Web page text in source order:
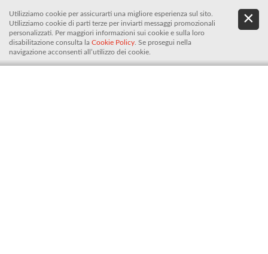
Utilizziamo cookie per assicurarti una migliore esperienza sul sito.
Utilizziamo cookie di parti terze per inviarti messaggi promozionali
personalizzati. Per maggiori informazioni sui cookie e sulla loro
disabilitazione consulta la Cookie Policy . Se prosegui nella
navigazione acconsenti all’utilizzo dei cookie.
De.It